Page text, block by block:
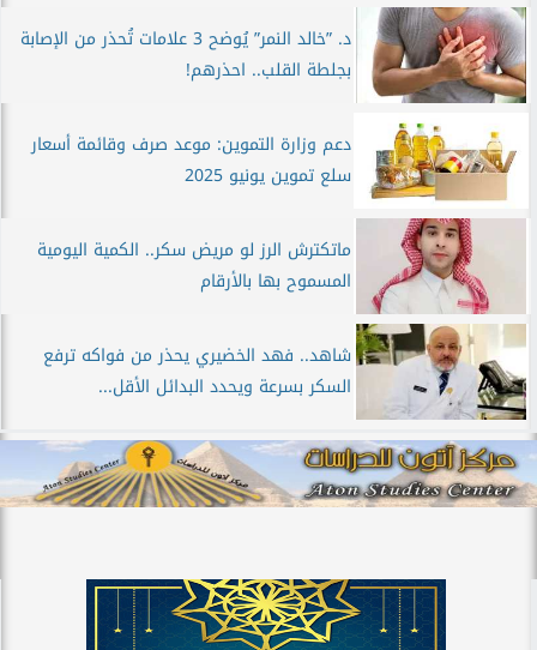
د. ”خالد النمر” يُوضح 3 علامات تُحذر من الإصابة
بجلطة القلب.. احذرهم!
دعم وزارة التموين: موعد صرف وقائمة أسعار
سلع تموين يونيو 2025
ماتكترش الرز لو مريض سكر.. الكمية اليومية
المسموح بها بالأرقام
شاهد.. فهد الخضيري يحذر من فواكه ترفع
السكر بسرعة ويحدد البدائل الأقل...